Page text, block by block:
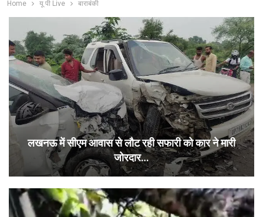
Home यू पी Live बाराबंकी
लखनऊ में सीएम आवास से लौट रही सफारी को कार ने मारी
जोरदार…